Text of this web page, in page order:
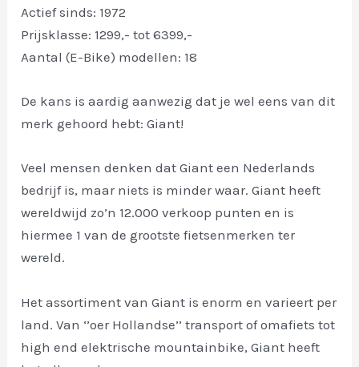
Actief sinds: 1972
Prijsklasse: 1299,- tot 6399,-
Aantal (E-Bike) modellen: 18
De kans is aardig aanwezig dat je wel eens van dit
merk gehoord hebt: Giant!
Veel mensen denken dat Giant een Nederlands
bedrijf is, maar niets is minder waar. Giant heeft
wereldwijd zo’n 12.000 verkoop punten en is
hiermee 1 van de grootste fietsenmerken ter
wereld.
Het assortiment van Giant is enorm en varieert per
land. Van ‘’oer Hollandse’’ transport of omafiets tot
high end elektrische mountainbike, Giant heeft